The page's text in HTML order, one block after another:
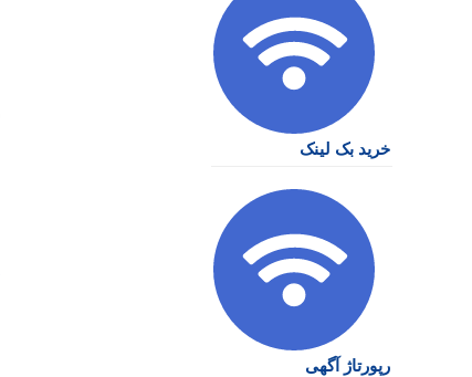
خرید بک لینک
رپورتاژ آگهی